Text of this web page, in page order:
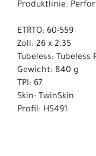
Produktlinie:
ETRTO: 60-559
Zoll: 26 x 2.35
Tubeless: Tubeless
Gewicht: 840 g
TPI: 67
Skin: TwinSkin
Profil: HS491